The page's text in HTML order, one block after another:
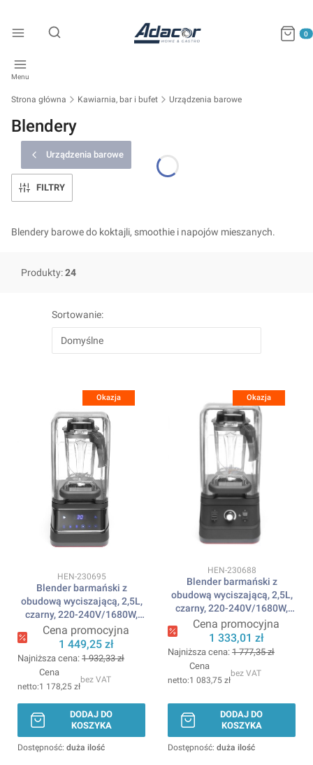
Otwórz wyszukiwarkę
Menu
Strona główna Kawiarnia, bar i bufet Urządzenia barowe
Blendery
Urządzenia barowe
FILTRY
Blendery barowe do koktajli, smoothie i napojów mieszanych.
Produkty:24
Sortowanie:
Domyślne
Okazja
Kod produktu
HEN-230695
Blender barmański z
obudową wyciszającą, 2,5L,
czarny, 220-240V/1680W,
250x300x(H)540mm HENDI
Cena promocyjna
1 449,25 zł
Najniższa cena: 1 932,33 zł
Cena
1 178,25 zł
bez VAT
DODAJ DO
KOSZYKA
Dostępność: duża ilość
Okazja
Kod produktu
HEN-230688
Blender barmański z
obudową wyciszającą, 2,5L,
czarny, 220-240V/1680W,
250x300x(H)540mm HENDI
Cena promocyjna
1 333,01 zł
Najniższa cena: 1 777,35 zł
Cena
1 083,75 zł
bez VAT
DODAJ DO
KOSZYKA
Dostępność: duża ilość